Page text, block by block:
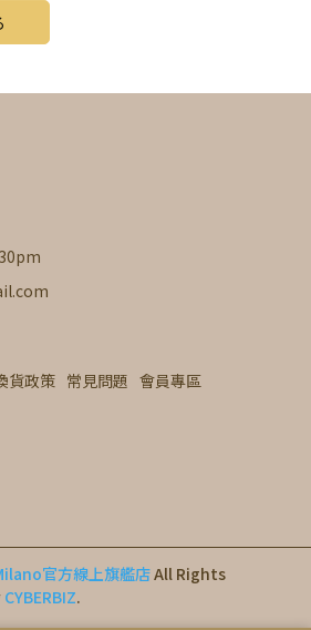
貨政策 常見問題 會員專區
官方線上旗艦店All Rights
CYBERBIZ.